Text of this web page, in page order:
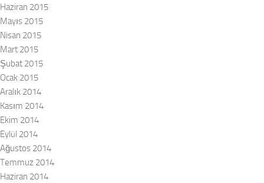
Haziran 2015
Mayıs 2015
Nisan 2015
Mart 2015
Şubat 2015
Ocak 2015
Aralık 2014
Kasım 2014
Ekim 2014
Eylül 2014
Ağustos 2014
Temmuz 2014
Haziran 2014